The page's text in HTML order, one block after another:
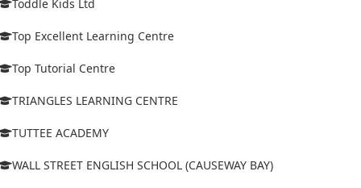
Toddle Kids Ltd
Top Excellent Learning Centre
Top Tutorial Centre
TRIANGLES LEARNING CENTRE
TUTTEE ACADEMY
WALL STREET ENGLISH SCHOOL (CAUSEWAY BAY)